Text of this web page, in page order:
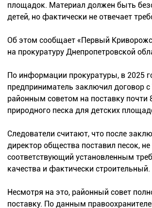
площадок. Материал должен быть
детей, но фактически не отвечает
Об этом сообщает «Первый
на прокуратуру Днепропетровской
По информации прокуратуры, в 2025
предприниматель заключил договор
районным советом на поставку почти
природного песка для детских
Следователи считают, что после
директор общества поставил песок, не
соответствующий установленным
качества и фактически строительный.
Несмотря на это, районный совет
поставку. По данным